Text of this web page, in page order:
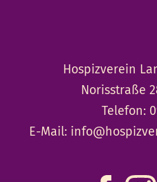
Hospizverein
Norisstraße
Telefon:
E-Mail: